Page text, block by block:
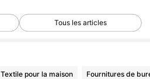
Tous les articles
Textile pour la maison Fournitures de